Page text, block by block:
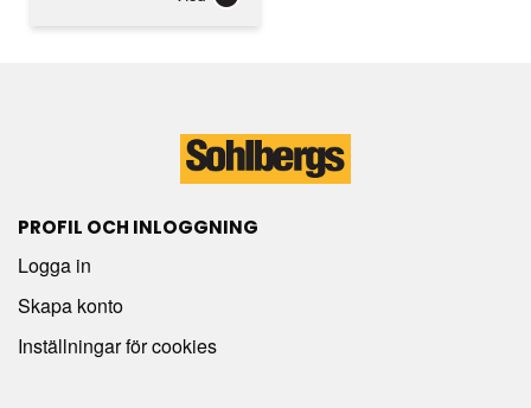
PROFIL OCH INLOGGNING
Logga in
Skapa konto
Inställningar för cookies